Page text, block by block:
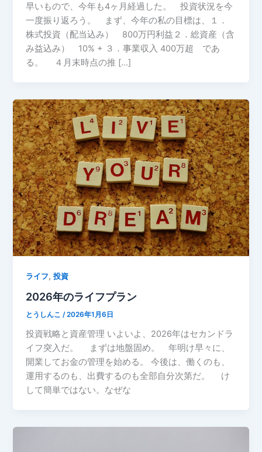
早いもので、今年も4ヶ月経過した。 投資状況を今
一度振り返ろう。 まず、今年の私の目標は、１．
株式投資（配当込み） 800万円利益２．総資産（含
み益込み） 10% + ３．事業収入 400万超 であ
る。 ４月末時点の推 […]
ライフ,投資
2026年のライフプラン
とうしんこ/2026年1月6日
投資戦略と資産管理 いよいよ、2026年はセカンドラ
イフ突入だ。 まずは地盤固め。 年明け早々に、
開業してお金の管理を始める。 今後は、働くのも、
運用するのも、出費するのも全部自分次第だ。 け
して簡単ではない。なぜな